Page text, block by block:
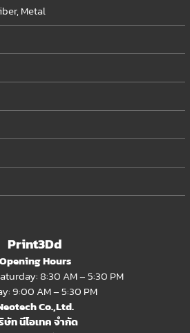
Metal
Print3Dd
Opening Hours
8:30 AM – 5:30 PM
9:00 AM – 5:30 PM
Co.,Ltd.
ษัท นีโอเทค จำกัด